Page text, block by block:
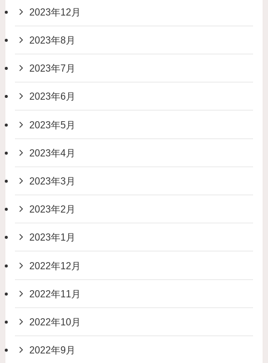
2023年12月
2023年8月
2023年7月
2023年6月
2023年5月
2023年4月
2023年3月
2023年2月
2023年1月
2022年12月
2022年11月
2022年10月
2022年9月